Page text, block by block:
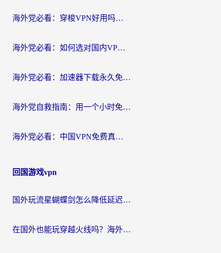
海外党必看：穿梭VPN好用吗？和云帆VPN对比哪个回国效果更好？附真实测评+避坑指南
海外党必看：如何选对国内VPN，实现无缝访问国内资源？
海外党必看：加速器下载永久免费版真的存在吗？教你无缝访问国内资源的正确姿势
海外党自救指南：用一个小时免费加速器，轻松打破国内资源访问壁垒？
海外党必看：中国VPN免费真的靠谱吗？手把手教你选对回国加速器
回国游戏vpn
国外玩流星蝴蝶剑怎么降低延迟？海外党必看的加速秘籍（含欧洲鸣潮&彩虹岛优化攻略）
在国外也能玩穿越火线吗？海外玩家国服游戏畅玩终极指南